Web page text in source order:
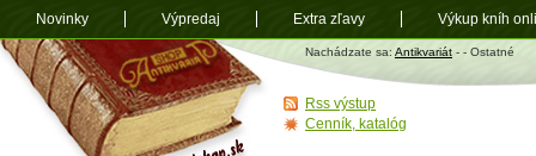
Antikvariát
shop.sk
Nachádzate sa: Antikvariát - - Ostatné
Rss výstup
Cenník, katalóg
Novinky Výpredaj Extra zľavy Výkup kníh